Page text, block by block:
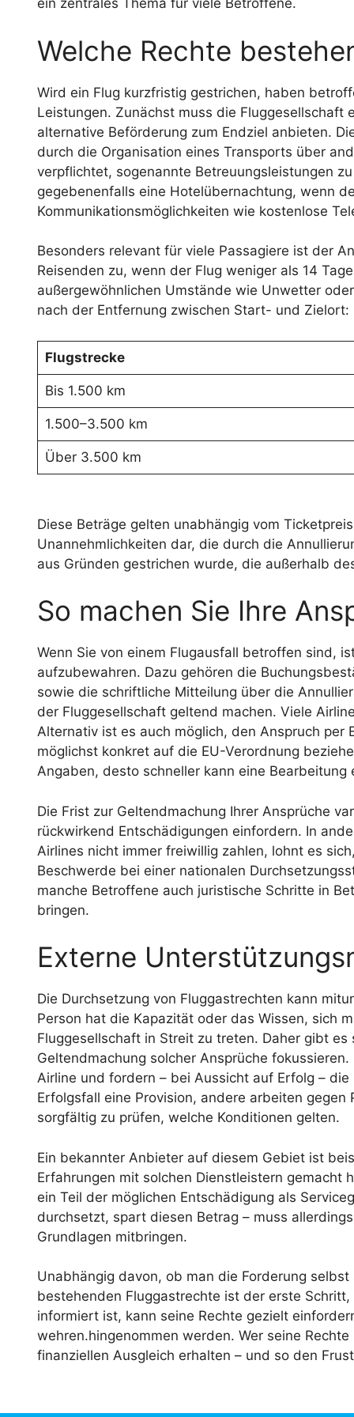
ein zentrales Thema für viele Betroffene.
Welche Rechte
Wird ein Flug kurzfristig gestrichen, haben
Leistungen. Zunächst muss die
alternative Beförderung zum Endziel anbieten.
durch die Organisation eines Transports über
verpflichtet, sogenannte Betreuungsleistungen
gegebenenfalls eine Hotelübernachtung, wenn
Kommunikationsmöglichkeiten wie kostenlose
Besonders relevant für viele Passagiere ist der
Reisenden zu, wenn der Flug weniger als 14
außergewöhnlichen Umstände wie Unwetter
nach der Entfernung zwischen Start- und Zielort:
Flugstrecke
Bis 1.500 km
1.500–3.500 km
Über 3.500 km
Diese Beträge gelten unabhängig vom
Unannehmlichkeiten dar, die durch die
aus Gründen gestrichen wurde, die außerhalb
So machen Sie Ihre
Wenn Sie von einem Flugausfall betroffen sind,
aufzubewahren. Dazu gehören die
sowie die schriftliche Mitteilung über die
der Fluggesellschaft geltend machen. Viele
Alternativ ist es auch möglich, den Anspruch per
möglichst konkret auf die EU-Verordnung
Angaben, desto schneller kann eine Bearbeitung
Die Frist zur Geltendmachung Ihrer Ansprüche
rückwirkend Entschädigungen einfordern. In
Airlines nicht immer freiwillig zahlen, lohnt es
Beschwerde bei einer nationalen
manche Betroffene auch juristische Schritte in
bringen.
Externe
Die Durchsetzung von Fluggastrechten kann
Person hat die Kapazität oder das Wissen, sich
Fluggesellschaft in Streit zu treten. Daher gibt
Geltendmachung solcher Ansprüche
Airline und fordern – bei Aussicht auf Erfolg –
Erfolgsfall eine Provision, andere arbeiten
sorgfältig zu prüfen, welche Konditionen gelten.
Ein bekannter Anbieter auf diesem Gebiet ist
Erfahrungen mit solchen Dienstleistern gemacht
ein Teil der möglichen Entschädigung als
durchsetzt, spart diesen Betrag – muss
Grundlagen mitbringen.
Unabhängig davon, ob man die Forderung
bestehenden Fluggastrechte ist der erste
informiert ist, kann seine Rechte gezielt
wehren.hingenommen werden. Wer seine
finanziellen Ausgleich erhalten – und so den